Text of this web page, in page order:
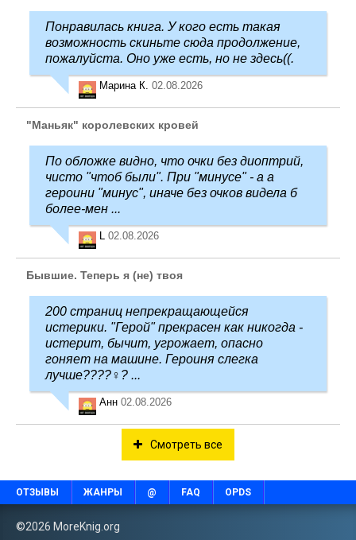
Понравилась книга. У кого есть такая
возможность скиньте сюда продолжение,
пожалуйста. Оно уже есть, но не здесь((.
Марина К. 02.08.2026
"Маньяк" королевских кровей
По обложке видно, что очки без диоптрий,
чисто "чтоб были". При "минусе" - а а
героини "минус", иначе без очков видела б
более-мен ...
L 02.08.2026
Бывшие. Теперь я (не) твоя
200 страниц непрекращающейся
истерики. "Герой" прекрасен как никогда -
истерит, бычит, угрожает, опасно
гоняет на машине. Героиня слегка
лучше????‍♀️? ...
Анн 02.08.2026
Смотреть все
ОТЗЫВЫ ЖАНРЫ @ FAQ OPDS
©2026 MoreKnig.org